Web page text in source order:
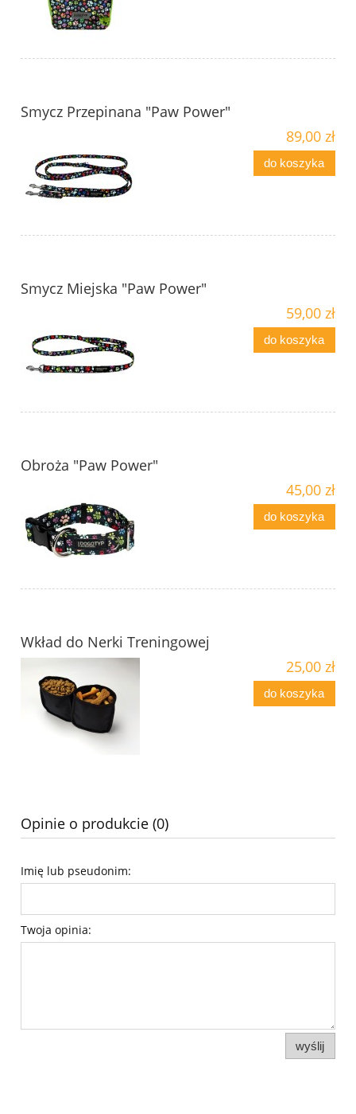
Smycz Przepinana "Paw Power"
89,00 zł
do koszyka
Smycz Miejska "Paw Power"
59,00 zł
do koszyka
Obroża "Paw Power"
45,00 zł
do koszyka
Wkład do Nerki Treningowej
25,00 zł
do koszyka
Opinie o produkcie (0)
Imię lub pseudonim:
Twoja opinia:
wyślij